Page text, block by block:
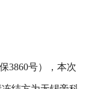
3860号），本次